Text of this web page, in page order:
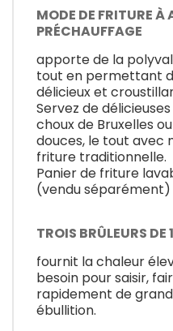
MODE DE FRITURE À
PRÉCHAUFFAGE
apporte de la
tout en permettant
délicieux et
Servez de
choux de Bruxelles
douces, le tout avec
friture traditionnelle.
Panier de friture
(vendu séparément)
TROIS BRÛLEURS
fournit la chaleur
besoin pour saisir,
rapidement de
ébullition.